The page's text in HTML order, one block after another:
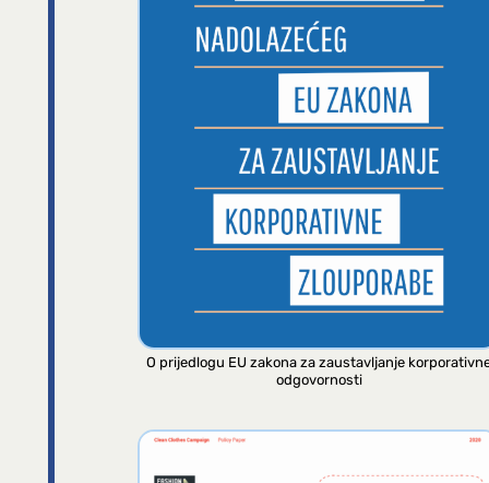
O prijedlogu EU zakona za zaustavljanje
odgovornosti